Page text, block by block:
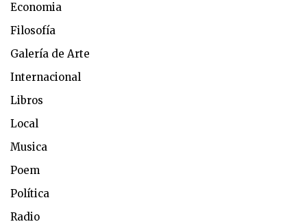
Economia
Filosofía
Galería de Arte
Internacional
Libros
Local
Musica
Poem
Política
Radio